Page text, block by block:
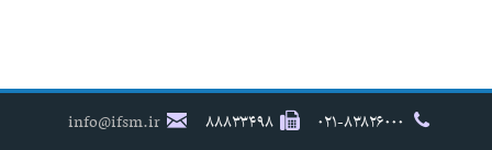
۸۸۸۳۳۴۹۸
info@ifsm.ir